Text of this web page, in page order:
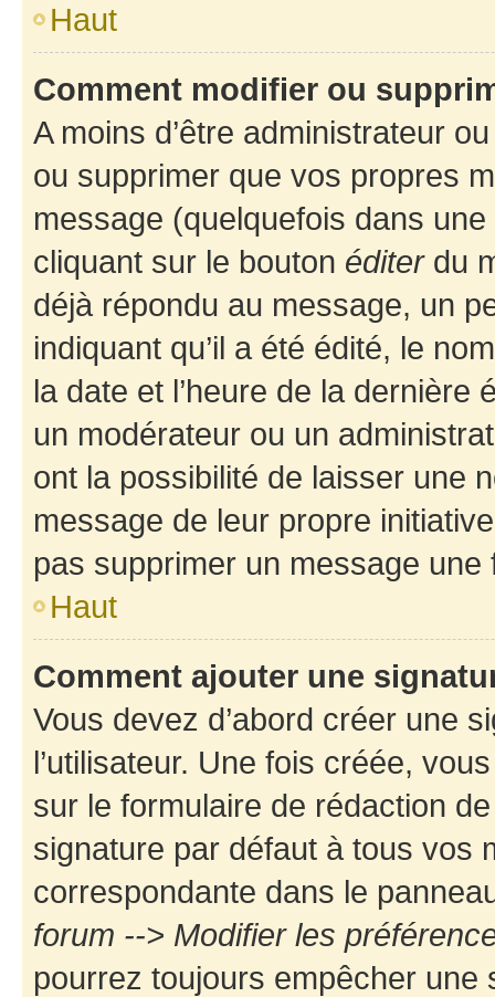
Haut
Comment modifier ou
A moins d’être administrateur
ou supprimer que vos propres
message (quelquefois dans
cliquant sur le bouton éditerdu
déjà répondu au message, un
indiquant qu’il a été édité, le
la date et l’heure de la dernière
un modérateur ou un
ont la possibilité de laisser une
message de leur propre
pas supprimer un message une
Haut
Comment ajouter une
Vous devez d’abord créer une
l’utilisateur. Une fois créée,
sur le formulaire de rédaction
signature par défaut à tous vos
correspondante dans le
forum --> Modifier les
pourrez toujours empêcher une